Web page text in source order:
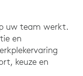
uw team werkt.
en
keuze en